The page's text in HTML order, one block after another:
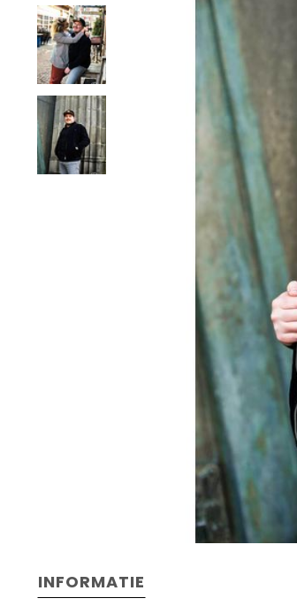
INFORMATIE